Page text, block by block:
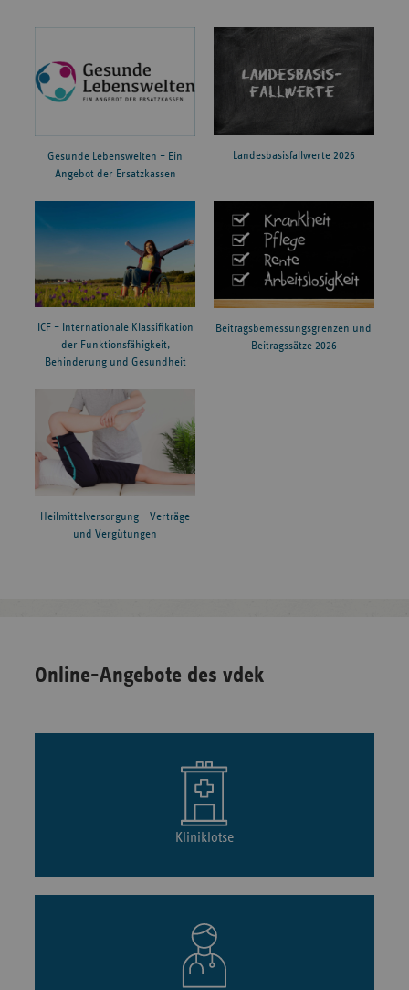
Gesunde Lebenswelten – Ein
Angebot der Ersatzkassen
Landesbasisfallwerte 2026
ICF – Internationale Klassifikation
der Funktionsfähigkeit,
Behinderung und Gesundheit
Beitragsbemessungsgrenzen und
Beitragssätze 2026
Heilmittelversorgung – Verträge
und Vergütungen
Online-Angebote des vdek
Kliniklotse